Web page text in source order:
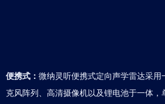
便携式： 微纳灵听便携式定向声学雷达采用
克风阵列、高清摄像机以及锂电池于一体，